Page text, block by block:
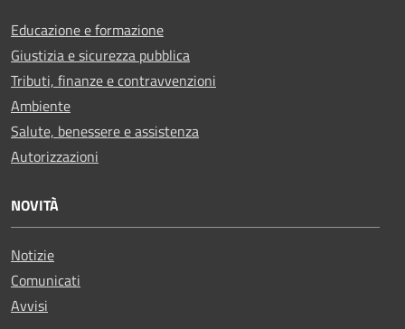
Educazione e formazione
Giustizia e sicurezza pubblica
Tributi, finanze e contravvenzioni
Ambiente
Salute, benessere e assistenza
Autorizzazioni
NOVITÀ
Notizie
Comunicati
Avvisi